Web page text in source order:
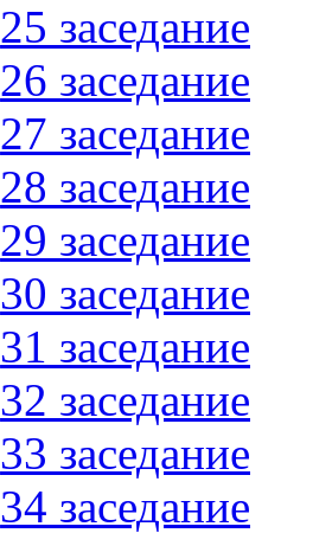
25 заседание
26 заседание
27 заседание
28 заседание
29 заседание
30 заседание
31 заседание
32 заседание
33 заседание
34 заседание